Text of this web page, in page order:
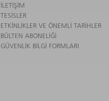
İLETIŞIM
TESISLER
ETKINLIKLER VE ÖNEMLI TARIHLER
BÜLTEN ABONELIĞI
GÜVENLIK BILGI FORMLARI